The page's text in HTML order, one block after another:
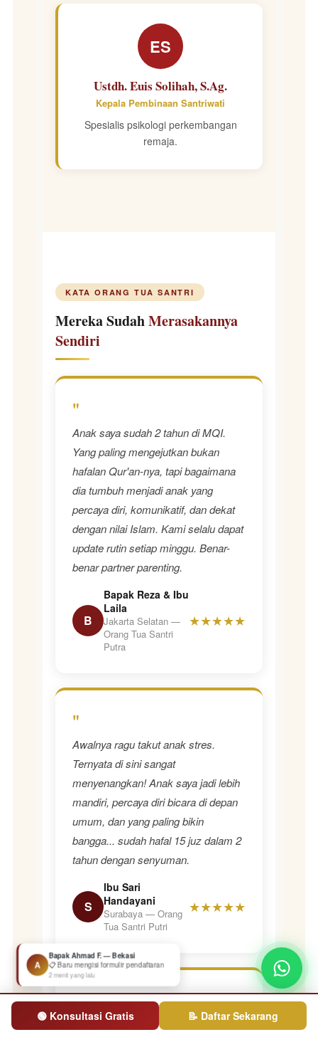
ES
Ustdh. Euis Solihah, S.Ag.
Kepala Pembinaan Santriwati
Spesialis psikologi perkembangan
remaja.
KATA ORANG TUA SANTRI
Mereka SudahMerasakannya
Sendiri
"
Anak saya sudah 2 tahun di MQI.
Yang paling mengejutkan bukan
hafalan Qur'an-nya, tapi bagaimana
dia tumbuh menjadi anak yang
percaya diri, komunikatif, dan dekat
dengan nilai Islam. Kami selalu dapat
update rutin setiap minggu. Benar-
benar partner parenting.
B
Bapak Reza & Ibu
Laila
Jakarta Selatan —
Orang Tua Santri
Putra
★★★★★
"
Awalnya ragu takut anak stres.
Ternyata di sini sangat
menyenangkan! Anak saya jadi lebih
mandiri, percaya diri bicara di depan
umum, dan yang paling bikin
bangga... sudah hafal 15 juz dalam 2
tahun dengan senyuman.
S
Ibu Sari
Handayani
Surabaya — Orang
Tua Santri Putri
★★★★★
"
Yang bikin kami yakin adalah
A
Bapak Ahmad F. — Bekasi
📋 Baru mengisi formulir pendaftaran
2 menit yang lalu
🟢 Konsultasi Gratis 📝 Daftar Sekarang